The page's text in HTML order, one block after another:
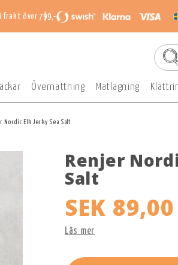
frakt över 799,-
Övernattning Matlagning
Nordic Elk Jerky Sea Salt
Renjer
Salt
SEK 89,00
Läs mer